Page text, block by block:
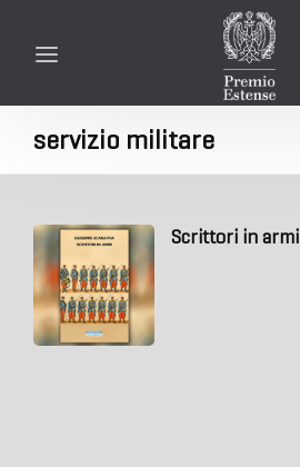
servizio militare
Scrittori in armi